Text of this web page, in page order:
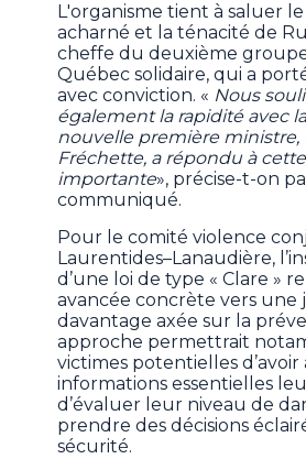
L'organisme tient à saluer le
acharné et la ténacité de
cheffe du deuxième groupe
Québec solidaire, qui a
avec conviction. « Nous
également la rapidité avec
nouvelle première ministre,
Fréchette, a répondu à
importante», précise-t-on
communiqué.
Pour le comité violence
Laurentides–Lanaudière,
d’une loi de type « Clare »
avancée concrète vers une
davantage axée sur la
approche permettrait
victimes potentielles d’avoir
informations essentielles
d’évaluer leur niveau de
prendre des décisions
sécurité.